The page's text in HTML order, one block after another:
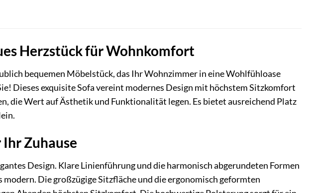
Herzstück für Wohnkomfort
bequemen Möbelstück, das Ihr Wohnzimmer in eine Wohlfühloase
Dieses exquisite Sofa vereint modernes Design mit höchstem Sitzkomfort
die Wert auf Ästhetik und Funktionalität legen. Es bietet ausreichend Platz
Zuhause
Design. Klare Linienführung und die harmonisch abgerundeten Formen
Die großzügige Sitzfläche und die ergonomisch geformten